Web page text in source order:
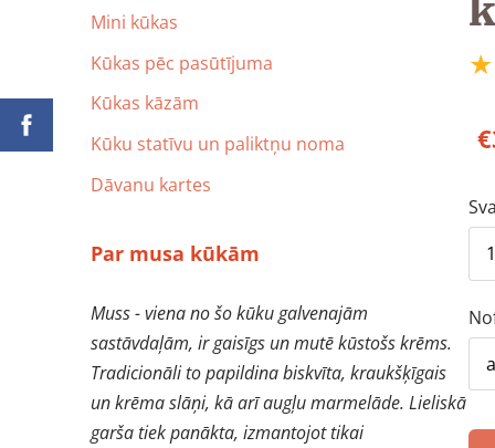
Mini kūkas
Kūkas pēc pasūtījuma
Kūkas kāzām
Kūku statīvu un paliktņu noma
Dāvanu kartes
Par musa kūkām
Muss - viena no šo kūku galvenajām
sastāvdaļām, ir gaisīgs un mutē kūstošs krēms.
Tradicionāli to papildina biskvīta, kraukšķīgais
un krēma slāņi, kā arī augļu marmelāde. Lieliskā
garša tiek panākta, izmantojot tikai